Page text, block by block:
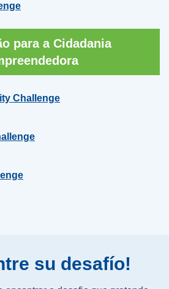
para a Cidadania
Challenge
su desafío!